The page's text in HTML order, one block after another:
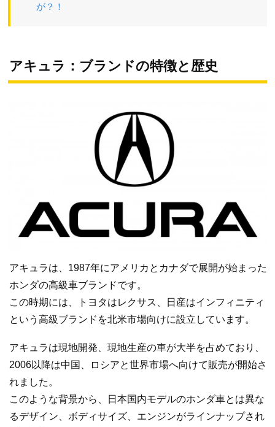
が？！
アキュラ：ブランドの特徴と歴史
アキュラは、1987年にアメリカとカナダで展開が始まった
ホンダの高級車ブランドです。
この時期には、トヨタはレクサス、日産はインフィニティ
という高級ブランドを北米市場向けに設立しています。
アキュラは現地開発、現地生産の車が大半を占めており、
2006以降は中国、ロシアと世界市場へ向けて販売が開始さ
れました。
このような背景から、日本国内モデルのホンダ車とは異な
るデザイン、ボディサイズ、エンジンがラインナップされ